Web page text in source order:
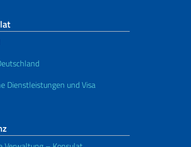
Dienstleistungen und Visa